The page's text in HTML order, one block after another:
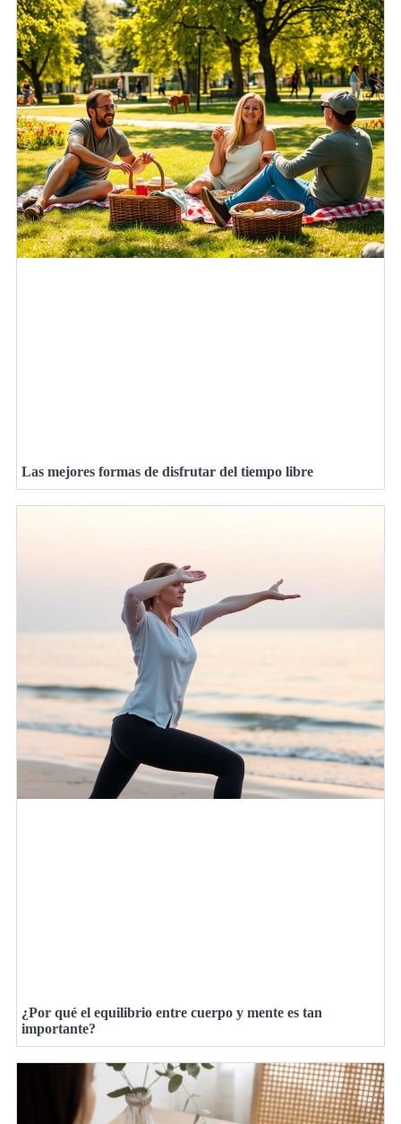
Las mejores formas de disfrutar del tiempo libre
¿Por qué el equilibrio entre cuerpo y mente es tan
importante?